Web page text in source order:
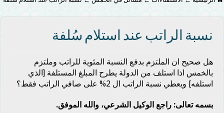
نسبة الراتب عند استلام سُلفة
هل صحيح ان الملتزم بدفع النسبة المئوية للراتب وملتزم
بالخمس اذا استلف من الدولة يطرح المبلغ المستلفة [الذي
استلفه] ويعطي نسبة الراتب ال 2% على صافي الراتب فقط؟
بسمه تعالى: راجع الوكيل الشرعي، والله الموفق.